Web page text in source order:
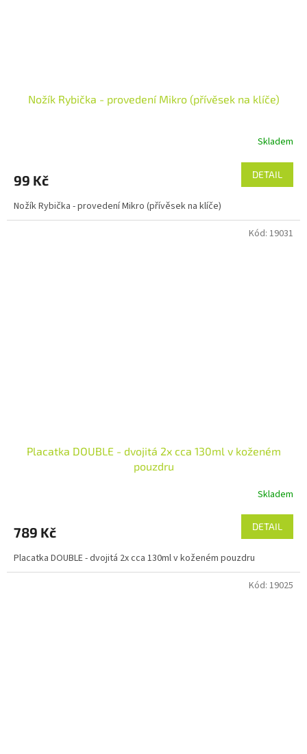
Nožík Rybička - provedení Mikro (přívěsek na klíče)
Skladem
99 Kč DETAIL
Nožík Rybička - provedení Mikro (přívěsek na klíče)
Placatka DOUBLE - dvojitá 2x cca 130ml v koženém
pouzdru
Skladem
789 Kč DETAIL
Placatka DOUBLE - dvojitá 2x cca 130ml v koženém pouzdru
Kód: 19031
Kód: 19025